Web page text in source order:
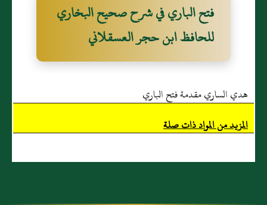
فتح الباري في شرح صحيح البخاري
للحافظ ابن حجر العسقلاني
هدي الساري مقدمة فتح الباري
المزيد من المواد ذات صلة